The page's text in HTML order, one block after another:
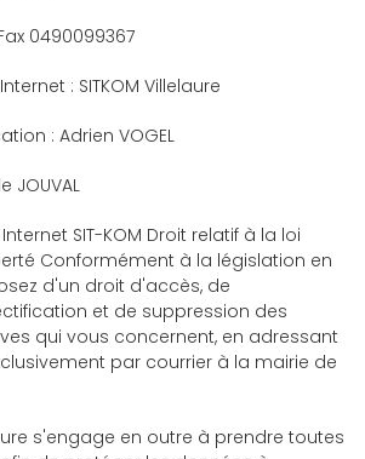
0490099367
: SITKOM Villelaure
: Adrien VOGEL
JOUVAL
SIT-KOM Droit relatif à la loi
Conformément à la législation en
d'un droit d'accès, de
et de suppression des
qui vous concernent, en adressant
par courrier à la mairie de
s'engage en outre à prendre toutes